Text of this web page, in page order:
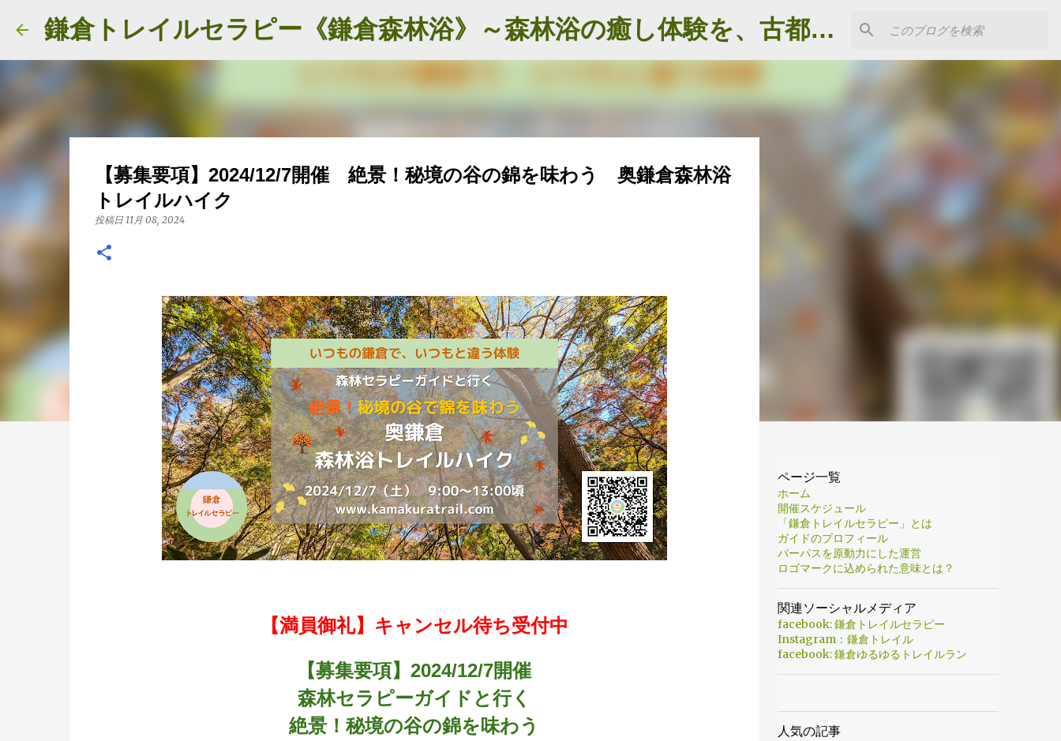
スキップしてメイン コンテンツに移動 鎌倉トレイルセラピー《鎌倉森林浴》～森林浴の癒し体験を、古都鎌倉の森で～
【募集要項】2024/12/7開催 絶景！秘境の谷の錦を味わう 奥鎌倉森林浴
トレイルハイク
投稿日 11月 08, 2024
【満員御礼】キャンセル待ち受付中
【募集要項】2024/12/7開催
森林セラピーガイドと行く
絶景！秘境の谷の錦を味わう
ページ一覧
ホーム
開催スケジュール
「鎌倉トレイルセラピー」とは
ガイドのプロフィール
パーパスを原動力にした運営
ロゴマークに込められた意味とは？
関連ソーシャルメディア
facebook: 鎌倉トレイルセラピー
Instagram：鎌倉トレイル
facebook: 鎌倉ゆるゆるトレイルラン
人気の記事